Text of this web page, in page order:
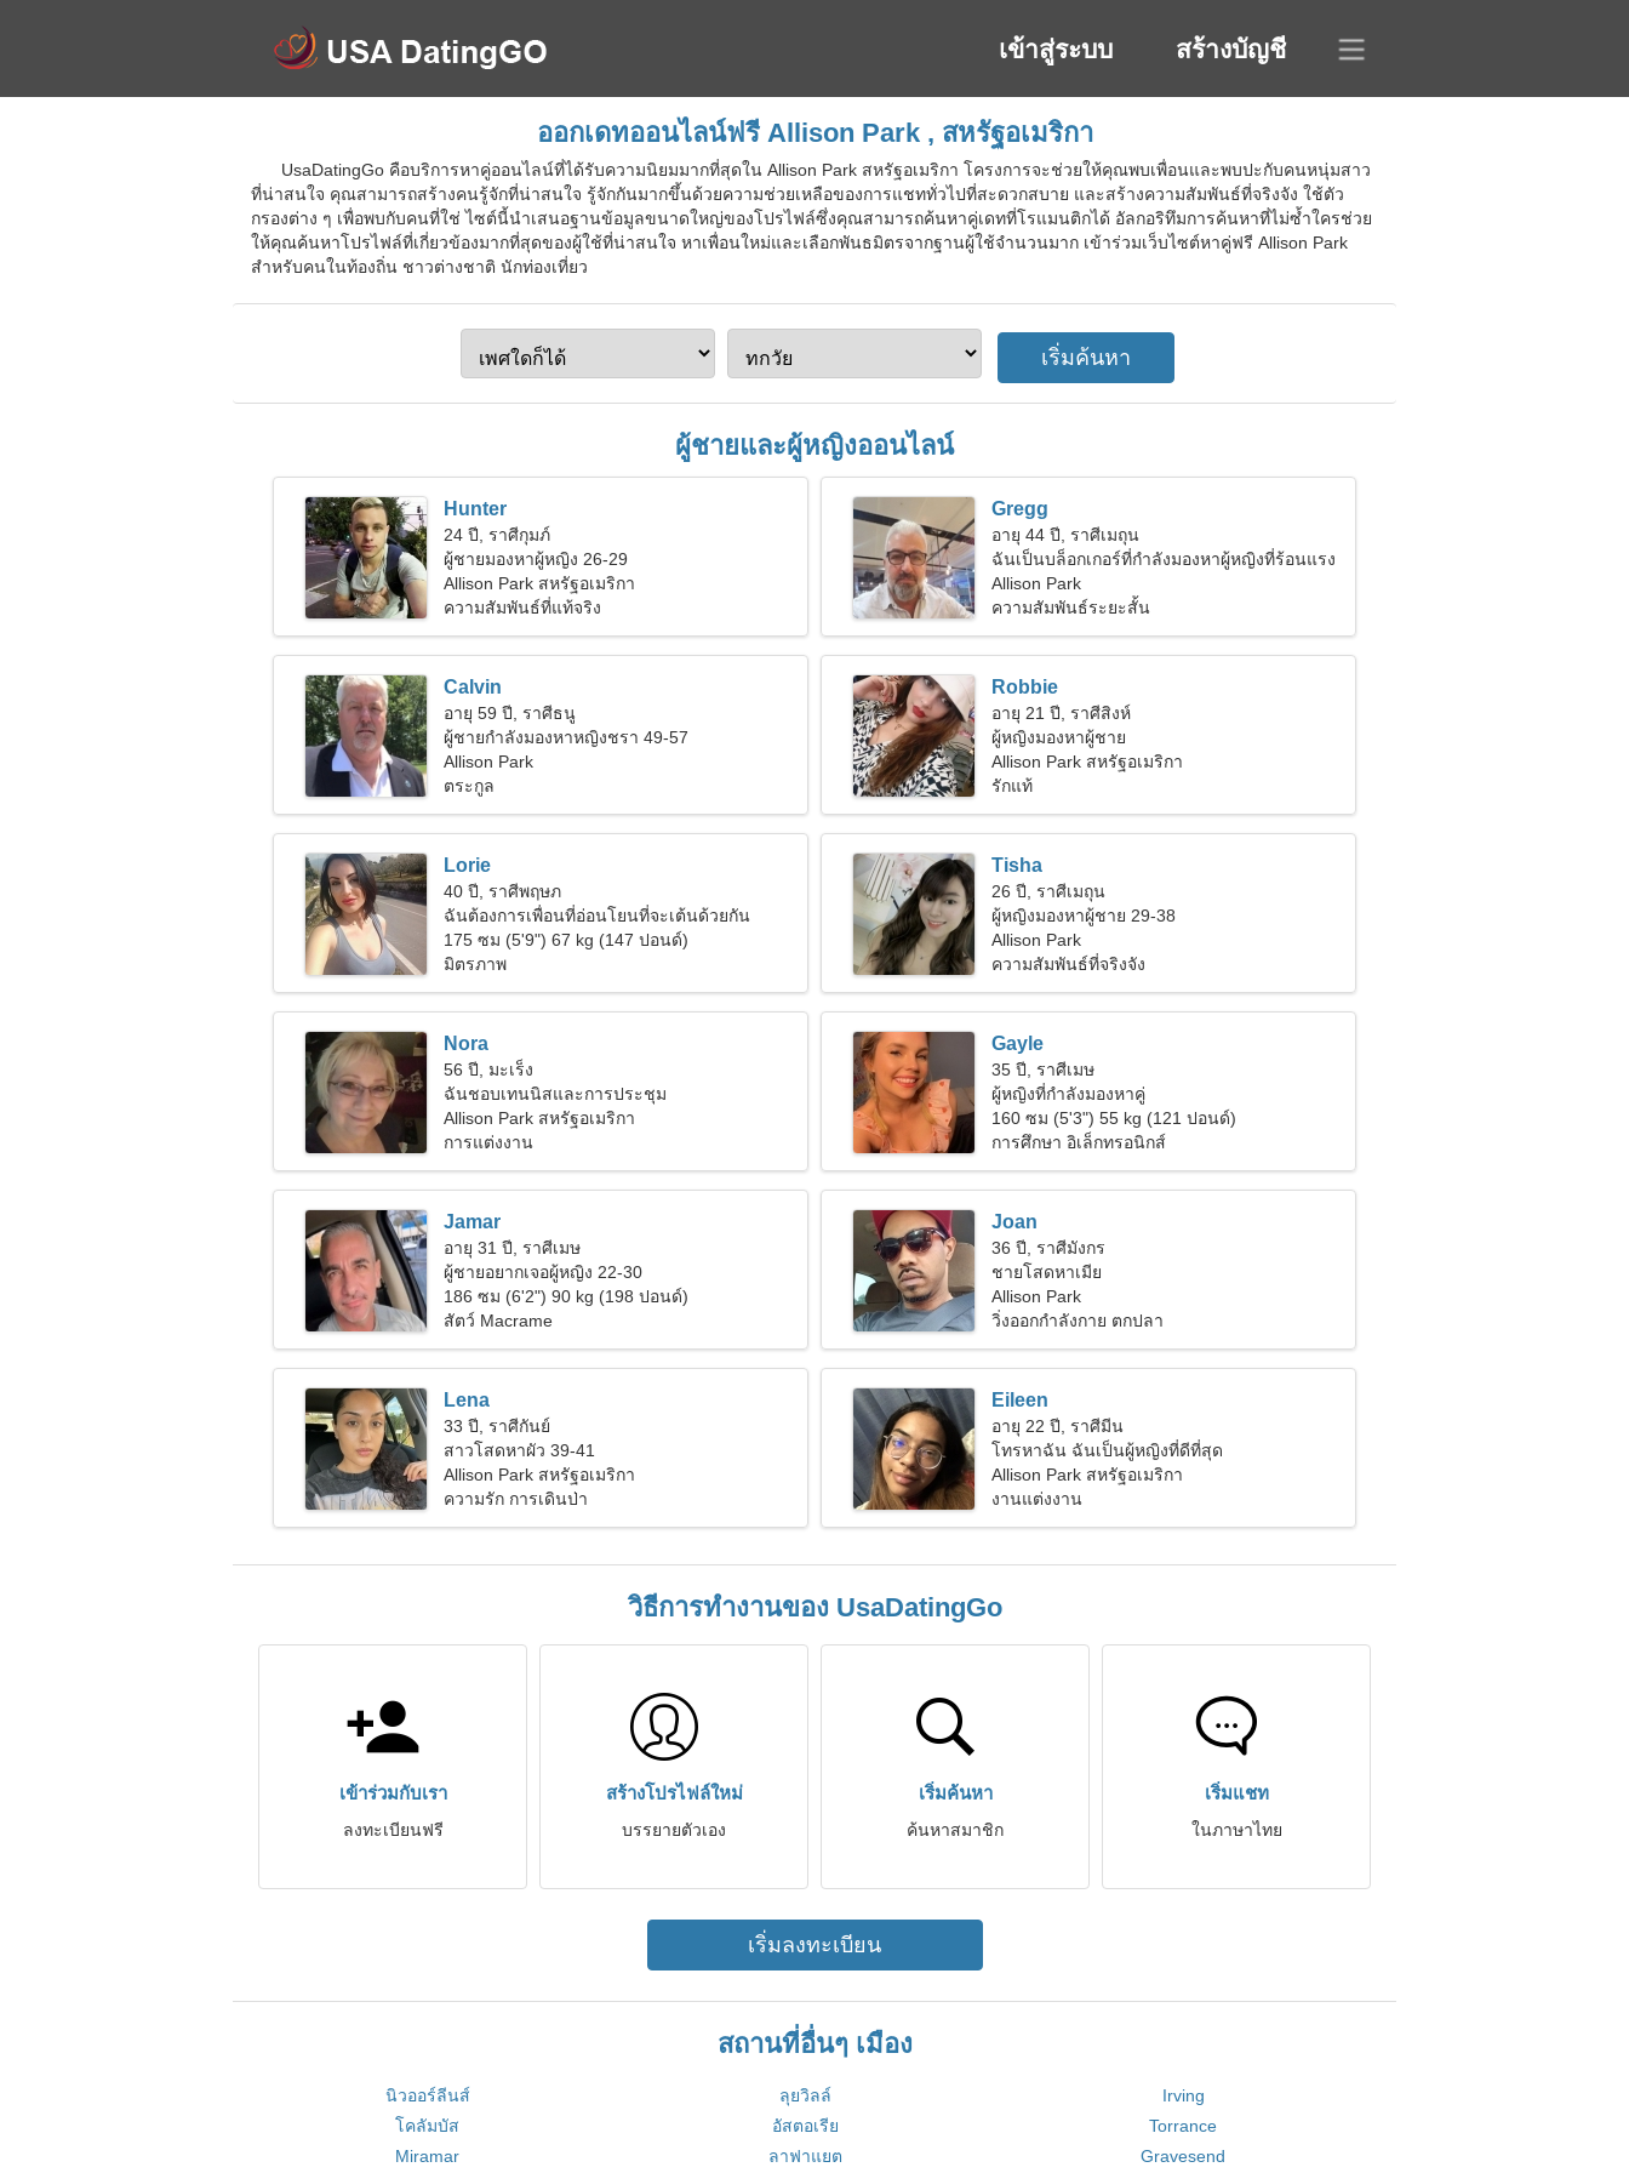
เข้าสู่ระบบ สร้างบัญชี
ออกเดทออนไลน์ฟรี Allison Park , สหรัฐอเมริกา
UsaDatingGo คือบริการหาคู่ออนไลน์ที่ได้รับความนิยมมากที่สุดใน Allison Park สหรัฐอเมริกา โครงการจะช่วยให้คุณพบเพื่อนและพบปะกับคนหนุ่มสาว
ที่น่าสนใจ คุณสามารถสร้างคนรู้จักที่น่าสนใจ รู้จักกันมากขึ้นด้วยความช่วยเหลือของการแชททั่วไปที่สะดวกสบาย และสร้างความสัมพันธ์ที่จริงจัง ใช้ตัว
กรองต่าง ๆ เพื่อพบกับคนที่ใช่ ไซต์นี้นำเสนอฐานข้อมูลขนาดใหญ่ของโปรไฟล์ซึ่งคุณสามารถค้นหาคู่เดทที่โรแมนติกได้ อัลกอริทึมการค้นหาที่ไม่ซ้ำใครช่วย
ให้คุณค้นหาโปรไฟล์ที่เกี่ยวข้องมากที่สุดของผู้ใช้ที่น่าสนใจ หาเพื่อนใหม่และเลือกพันธมิตรจากฐานผู้ใช้จำนวนมาก เข้าร่วมเว็บไซต์หาคู่ฟรี Allison Park
สำหรับคนในท้องถิ่น ชาวต่างชาติ นักท่องเที่ยว
ผู้ชายและผู้หญิงออนไลน์
Hunter
24 ปี, ราศีกุมภ์
ผู้ชายมองหาผู้หญิง 26-29
Allison Park สหรัฐอเมริกา
ความสัมพันธ์ที่แท้จริง
Gregg
อายุ 44 ปี, ราศีเมถุน
ฉันเป็นบล็อกเกอร์ที่กำลังมองหาผู้หญิงที่ร้อนแรง
Allison Park
ความสัมพันธ์ระยะสั้น
Calvin
อายุ 59 ปี, ราศีธนู
ผู้ชายกำลังมองหาหญิงชรา 49-57
Allison Park
ตระกูล
Robbie
อายุ 21 ปี, ราศีสิงห์
ผู้หญิงมองหาผู้ชาย
Allison Park สหรัฐอเมริกา
รักแท้
Lorie
40 ปี, ราศีพฤษภ
ฉันต้องการเพื่อนที่อ่อนโยนที่จะเต้นด้วยกัน
175 ซม (5'9") 67 kg (147 ปอนด์)
มิตรภาพ
Tisha
26 ปี, ราศีเมถุน
ผู้หญิงมองหาผู้ชาย 29-38
Allison Park
ความสัมพันธ์ที่จริงจัง
Nora
56 ปี, มะเร็ง
ฉันชอบเทนนิสและการประชุม
Allison Park สหรัฐอเมริกา
การแต่งงาน
Gayle
35 ปี, ราศีเมษ
ผู้หญิงที่กำลังมองหาคู่
160 ซม (5'3") 55 kg (121 ปอนด์)
การศึกษา อิเล็กทรอนิกส์
Jamar
อายุ 31 ปี, ราศีเมษ
ผู้ชายอยากเจอผู้หญิง 22-30
186 ซม (6'2") 90 kg (198 ปอนด์)
สัตว์ Macrame
Joan
36 ปี, ราศีมังกร
ชายโสดหาเมีย
Allison Park
วิ่งออกกำลังกาย ตกปลา
Lena
33 ปี, ราศีกันย์
สาวโสดหาผัว 39-41
Allison Park สหรัฐอเมริกา
ความรัก การเดินป่า
Eileen
อายุ 22 ปี, ราศีมีน
โทรหาฉัน ฉันเป็นผู้หญิงที่ดีที่สุด
Allison Park สหรัฐอเมริกา
งานแต่งงาน
วิธีการทำงานของ UsaDatingGo
เข้าร่วมกับเรา
ลงทะเบียนฟรี
สร้างโปรไฟล์ใหม่
บรรยายตัวเอง
เริ่มค้นหา
ค้นหาสมาชิก
เริ่มแชท
ในภาษาไทย
เริ่มลงทะเบียน
สถานที่อื่นๆ เมือง
นิวออร์ลีนส์ ลุยวิลล์
Irving
โคลัมบัส
อัสตอเรีย
Torrance
Miramar
ลาฟาแยต Gravesend